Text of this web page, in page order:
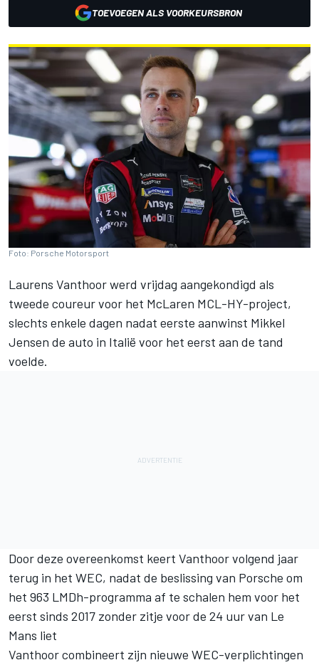
TOEVOEGEN ALS VOORKEURSBRON
Foto: Porsche Motorsport
Laurens Vanthoorwerd vrijdag aangekondigd als
tweede coureur voor het McLaren MCL-HY-project,
slechts enkele dagen nadat eerste aanwinst Mikkel
Jensen de auto in Italië voor het eerst aan de tand
voelde.
Door deze overeenkomst keert Vanthoor volgend jaar
terug in het WEC, nadat de beslissing van Porsche om
het 963 LMDh-programma af te schalen hem voor het
eerst sinds 2017 zonder zitje voor de 24 uur van Le
Mans liet
Vanthoor combineert zijn nieuwe WEC-verplichtingen